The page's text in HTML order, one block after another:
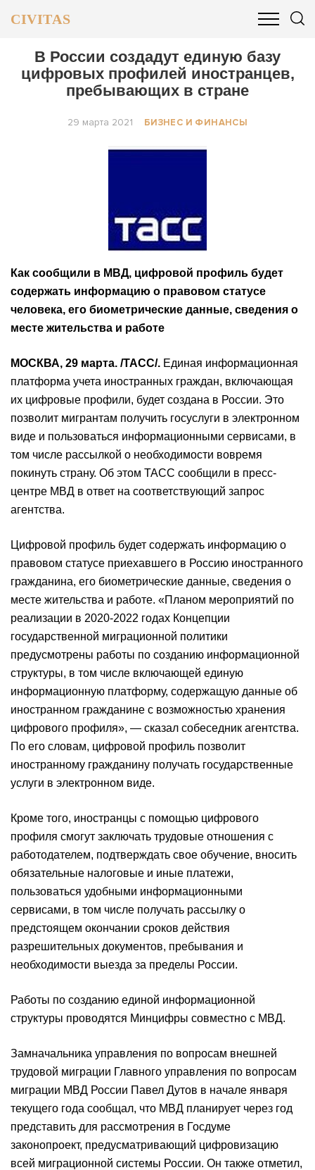
CIVITAS
ОБЩЕСТВО БИЗНЕС И ФИНАНСЫ
В России создадут единую базу
цифровых профилей иностранцев,
пребывающих в стране
29 марта 2021 БИЗНЕС И ФИНАНСЫ
Как сообщили в МВД, цифровой профиль будет
содержать информацию о правовом статусе
человека, его биометрические данные, сведения о
месте жительства и работе
МОСКВА, 29 марта. /ТАСС/. Единая информационная
платформа учета иностранных граждан, включающая
их цифровые профили, будет создана в России. Это
позволит мигрантам получить госуслуги в электронном
виде и пользоваться информационными сервисами, в
том числе рассылкой о необходимости вовремя
покинуть страну. Об этом ТАСС сообщили в пресс-
центре МВД в ответ на соответствующий запрос
агентства.
Цифровой профиль будет содержать информацию о
правовом статусе приехавшего в Россию иностранного
гражданина, его биометрические данные, сведения о
месте жительства и работе. «Планом мероприятий по
реализации в 2020-2022 годах Концепции
государственной миграционной политики
предусмотрены работы по созданию информационной
структуры, в том числе включающей единую
информационную платформу, содержащую данные об
иностранном гражданине с возможностью хранения
цифрового профиля», — сказал собеседник агентства.
По его словам, цифровой профиль позволит
иностранному гражданину получать государственные
услуги в электронном виде.
Кроме того, иностранцы с помощью цифрового
профиля смогут заключать трудовые отношения с
работодателем, подтверждать свое обучение, вносить
обязательные налоговые и иные платежи,
пользоваться удобными информационными
сервисами, в том числе получать рассылку о
предстоящем окончании сроков действия
разрешительных документов, пребывания и
необходимости выезда за пределы России.
Работы по созданию единой информационной
структуры проводятся Минцифры совместно с МВД.
Замначальника управления по вопросам внешней
трудовой миграции Главного управления по вопросам
миграции МВД России Павел Дутов в начале января
текущего года сообщал, что МВД планирует через год
представить для рассмотрения в Госдуме
законопроект, предусматривающий цифровизацию
всей миграционной системы России. Он также отметил,